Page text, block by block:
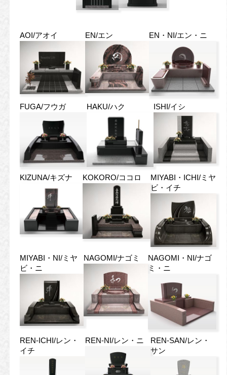
AOI/アオイ EN/エン EN・NI/エン・ニ
FUGA/フウガ HAKU/ハク ISHI/イシ
KIZUNA/キズナ KOKORO/ココロ
MIYABI・ICHI/ミヤ
ビ・イチ
MIYABI・NI/ミヤ
ビ・ニ
NAGOMI/ナゴミ
NAGOMI・NI/ナゴ
ミ・ニ
REN-ICHI/レン・
イチ
REN-NI/レン・ニ
REN-SAN/レン・
サン